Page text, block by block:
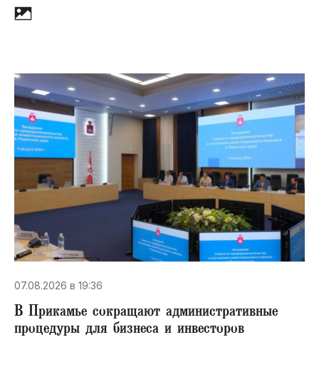
07.08.2026 в 19:36
В Прикамье сокращают административные
процедуры для бизнеса и инвесторов